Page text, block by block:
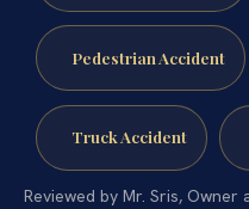
Pedestrian Accident
Truck Accident
Reviewed by Mr. Sris, Owner